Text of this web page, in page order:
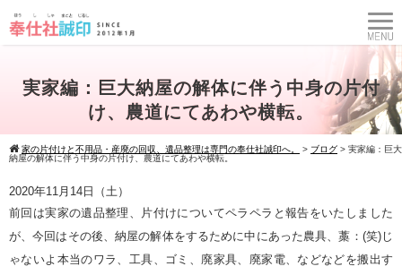
実家編：巨大納屋の解体に伴う中身の片付
け、農道にてあわや横転。
家の片付けと不用品・産廃の回収、遺品整理は専門の奉仕社誠印へ。 > ブログ > 実家編：巨大
納屋の解体に伴う中身の片付け、農道にてあわや横転。
2020年11月14日（土）
前回は実家の遺品整理、片付けについてペラペラと報告をいたしました
が、今回はその後、納屋の解体をするために中にあった農具、藁：(笑)じ
ゃないよ本当のワラ、工具、ゴミ、廃家具、廃家電、などなどを搬出す